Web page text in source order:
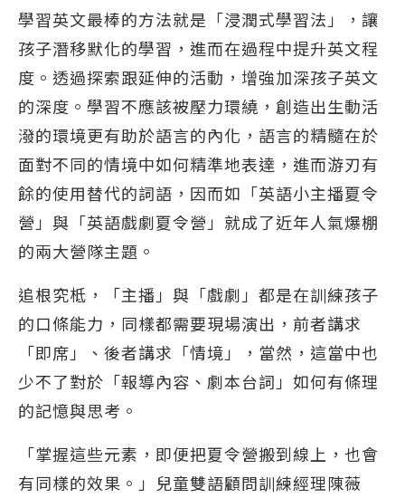
學習英文最棒的方法就是「浸潤式學習法」，讓
孩子潛移默化的學習，進而在過程中提升英文程
度。透過探索跟延伸的活動，增強加深孩子英文
的深度。學習不應該被壓力環繞，創造出生動活
潑的環境更有助於語言的內化，語言的精髓在於
面對不同的情境中如何精準地表達，進而游刃有
餘的使用替代的詞語，因而如「英語小主播夏令
營」與「英語戲劇夏令營」就成了近年人氣爆棚
的兩大營隊主題。
追根究柢，「主播」與「戲劇」都是在訓練孩子
的口條能力，同樣都需要現場演出，前者講求
「即席」、後者講求「情境」，當然，這當中也
少不了對於「報導內容、劇本台詞」如何有條理
的記憶與思考。
「掌握這些元素，即便把夏令營搬到線上，也會
有同樣的效果。」兒童雙語顧問訓練經理陳薇